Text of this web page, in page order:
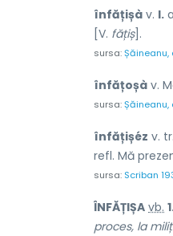
înfățișà v. l.
[V. fățiș].
sursa:Șăineanu,
înfățoșà v.
sursa:Șăineanu,
înfățișéz v.
refl. Mă
sursa: Scriban
ÎNFĂȚIȘA vb.
proces, la